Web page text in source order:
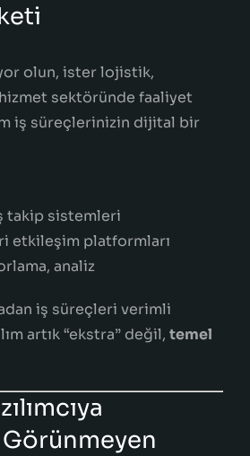
olun, ister lojistik,
sektöründe faaliyet
iş süreçlerinizin dijital bir
takip sistemleri
etkileşim platformları
analiz
iş süreçleri verimli
artık “ekstra” değil, temel
Görünmeyen